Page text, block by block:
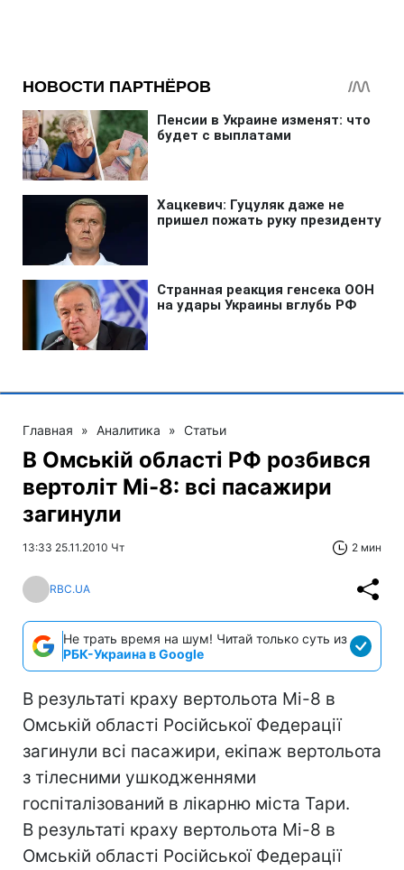
Главная » Аналитика » Статьи
В Омській області РФ розбився
вертоліт Мі-8: всі пасажири
загинули
13:33 25.11.2010 Чт 2 мин
RBC.UA
Не трать время на шум! Читай только суть из
РБК-Украина в Google
В результаті краху вертольота Мі-8 в
Омській області Російської Федерації
загинули всі пасажири, екіпаж вертольота
з тілесними ушкодженнями
госпіталізований в лікарню міста Тари.
В результаті краху вертольота Мі-8 в
Омській області Російської Федерації